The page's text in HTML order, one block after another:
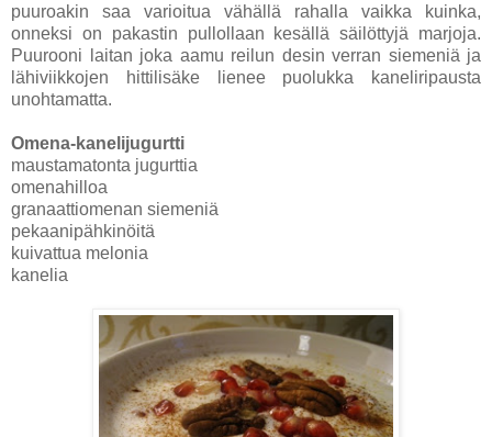
puuroakin saa varioitua vähällä rahalla vaikka kuinka,
onneksi on pakastin pullollaan kesällä säilöttyjä marjoja.
Puurooni laitan joka aamu reilun desin verran siemeniä ja
lähiviikkojen hittilisäke lienee puolukka kaneliripausta
unohtamatta.
Omena-kanelijugurtti
maustamatonta jugurttia
omenahilloa
granaattiomenan siemeniä
pekaanipähkinöitä
kuivattua melonia
kanelia